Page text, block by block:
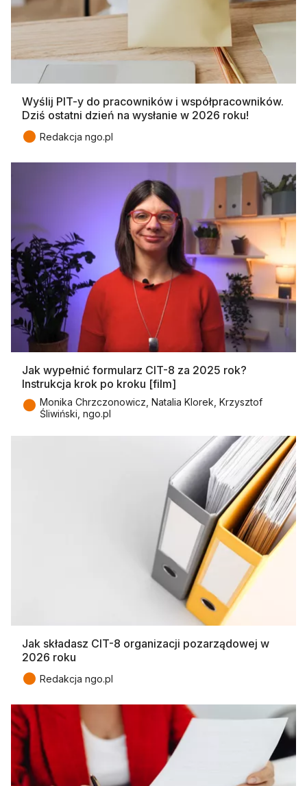
Wyślij PIT-y do pracowników i współpracowników.
Dziś ostatni dzień na wysłanie w 2026 roku!
● Redakcja ngo.pl
Jak wypełnić formularz CIT-8 za 2025 rok?
Instrukcja krok po kroku [film]
● Monika Chrzczonowicz, Natalia Klorek, Krzysztof
Śliwiński, ngo.pl
Jak składasz CIT-8 organizacji pozarządowej w
2026 roku
● Redakcja ngo.pl